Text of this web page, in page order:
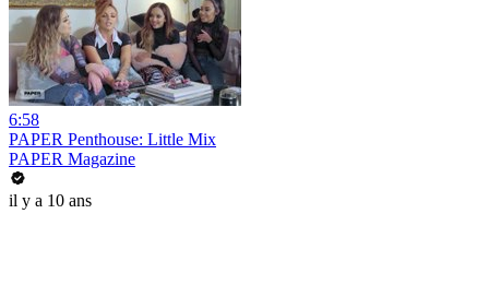
6:58
PAPER Penthouse: Little Mix
PAPER Magazine
il y a 10 ans